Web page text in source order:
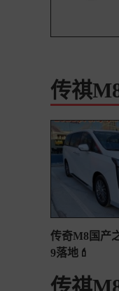
传祺
传奇M8国产
9落地💄